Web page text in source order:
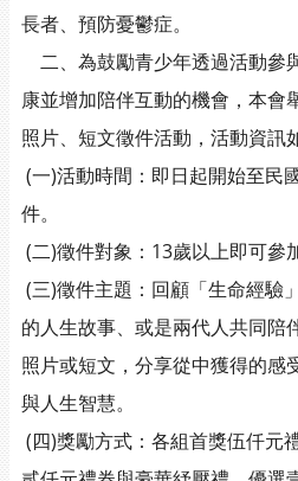
長者、預防憂鬱症。
二、為鼓勵青少年透過活動參
康並增加陪伴互動的機會，本會
照片、短文徵件活動，活動資訊
(一)活動時間：即日起開始至民
件。
(二)徵件對象：13歲以上即可參加
(三)徵件主題：回顧「生命經驗
的人生故事、或是兩代人共同陪
照片或短文，分享從中獲得的感
與人生智慧。
(四)獎勵方式：各組首獎伍仟元